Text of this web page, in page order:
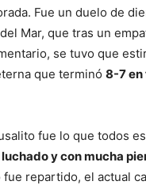
Fue un duelo de
Mar, que tras un
se tuvo que
que terminó 8-7 en
fue lo que todos
y con mucha
repartido, el actual